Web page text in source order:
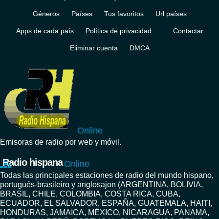
Géneros Países Tus favoritos Url países
Apps de cada país Política de privacidad Contactar
Eliminar cuenta DMCA
Online
Emisoras de radio por web y móvil.
Radio hispana Online
Todas las principales estaciones de radio del mundo hispano,
portugués-brasileiro y anglosajon (ARGENTINA, BOLIVIA,
BRASIL, CHILE, COLOMBIA, COSTA RICA, CUBA,
ECUADOR, EL SALVADOR, ESPAÑA, GUATEMALA, HAITI,
HONDURAS, JAMAICA, MÉXICO, NICARAGUA, PANAMA,